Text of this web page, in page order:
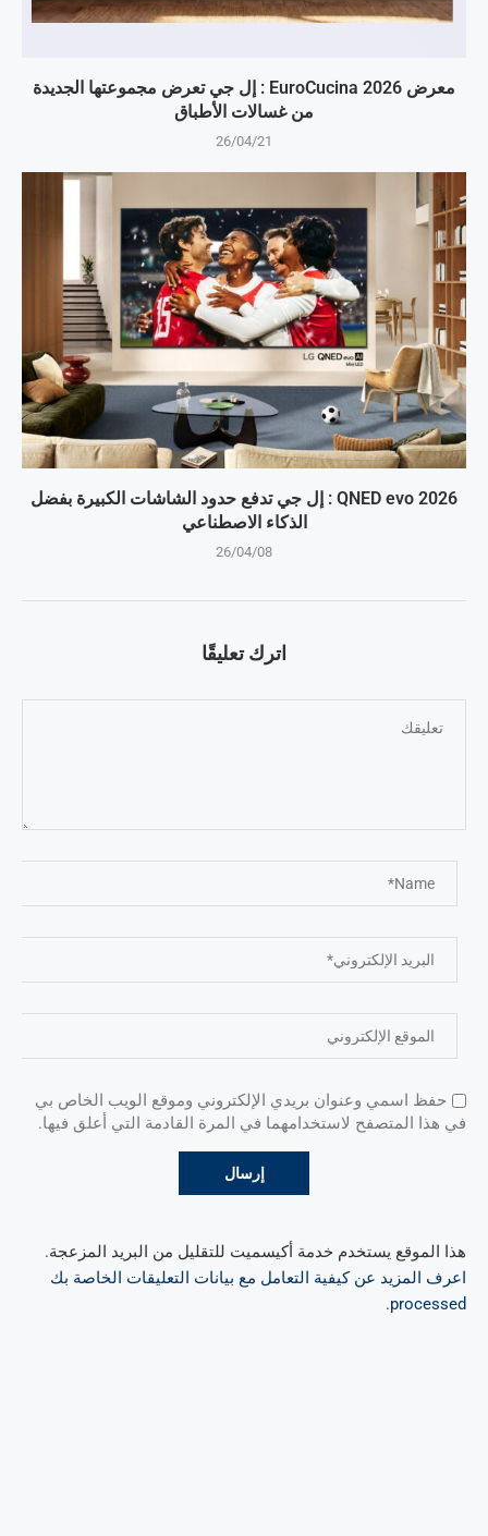
معرض EuroCucina 2026 : إل جي تعرض مجموعتها الجديدة
من غسالات الأطباق
26/04/21
QNED evo 2026 : إل جي تدفع حدود الشاشات الكبيرة بفضل
الذكاء الاصطناعي
26/04/08
اترك تعليقًا
حفظ اسمي وعنوان بريدي الإلكتروني وموقع الويب الخاص بي
في هذا المتصفح لاستخدامهما في المرة القادمة التي أعلق فيها.
هذا الموقع يستخدم خدمة أكيسميت للتقليل من البريد المزعجة.
اعرف المزيد عن كيفية التعامل مع بيانات التعليقات الخاصة بك
processed
.